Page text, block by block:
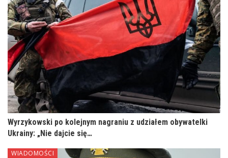
Wyrzykowski po kolejnym nagraniu z udziałem obywatelki
Ukrainy: „Nie dajcie się…
WIADOMOŚCI